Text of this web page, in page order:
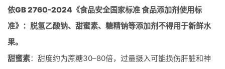
依GB 2760-2024《食品安全国家标准 食品添加剂使用标
准》：脱氢乙酸钠、甜蜜素、糖精钠等添加剂不得用于新鲜水
果。
甜蜜素：甜度约为蔗糖30–80倍，过量摄入可能损伤肝脏和神